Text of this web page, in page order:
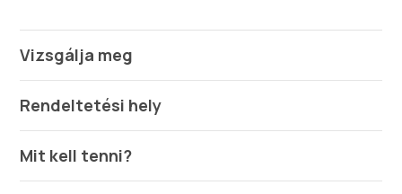
Vizsgálja meg
Rendeltetési hely
Mit kell tenni?